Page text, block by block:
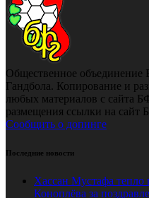
Общественное объединение
Гандбола. Копирование и
любых материалов с сайта
размещения ссылки на сайт
Сообщить о допинге
Последние новости
Хассан Мустафа тепло
Коноплёва за